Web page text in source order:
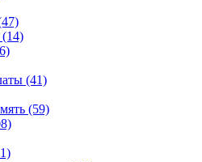
(14)
(41)
(59)